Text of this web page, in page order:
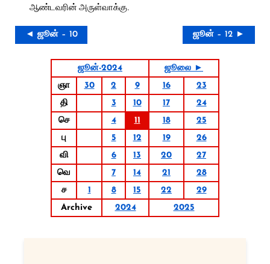
ஆண்டவரின் அருள்வாக்கு.
◄ ஜூன் – 10 ஜூன் – 12 ►
ஜூன்-2024
ஜூலை ►
ஞா
30 2 9 16
23
தி
3 10 17
24
செ
4 11 18
25
பு
5 12 19
26
வி
6 13 20
27
வெ
7 14 21
28
ச
1 8 15 22
29
Archive
2024 2025